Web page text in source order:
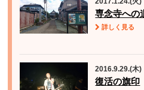
専念寺への
詳しく見る
2016.9.29.(木)
復活の旗印